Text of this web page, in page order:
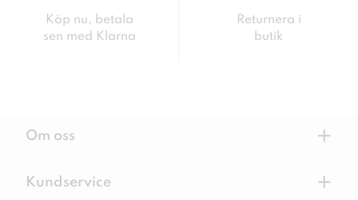
Köp nu, betala
sen med Klarna
Returnera i
butik
Om oss +
Kundservice +